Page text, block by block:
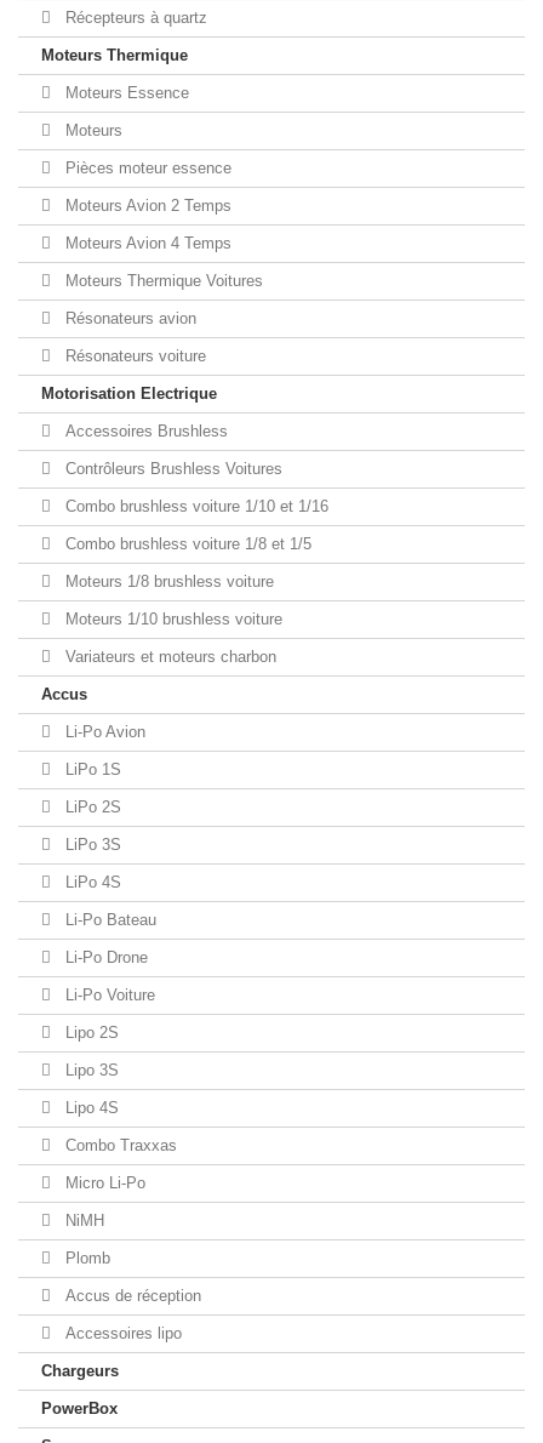
Récepteurs à quartz
Moteurs Thermique
Moteurs Essence
Moteurs
Pièces moteur essence
Moteurs Avion 2 Temps
Moteurs Avion 4 Temps
Moteurs Thermique Voitures
Résonateurs avion
Résonateurs voiture
Motorisation Electrique
Accessoires Brushless
Contrôleurs Brushless Voitures
Combo brushless voiture 1/10 et 1/16
Combo brushless voiture 1/8 et 1/5
Moteurs 1/8 brushless voiture
Moteurs 1/10 brushless voiture
Variateurs et moteurs charbon
Accus
Li-Po Avion
LiPo 1S
LiPo 2S
LiPo 3S
LiPo 4S
Li-Po Bateau
Li-Po Drone
Li-Po Voiture
Lipo 2S
Lipo 3S
Lipo 4S
Combo Traxxas
Micro Li-Po
NiMH
Plomb
Accus de réception
Accessoires lipo
Chargeurs
PowerBox